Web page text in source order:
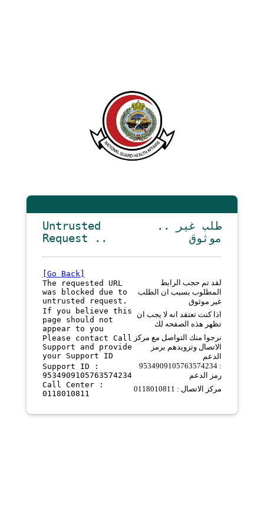
Untrusted
Request ..
.. طلب غير
موثوق
[Go Back]
The requested URL
was blocked due to
untrusted request.
لقد تم حجب الرابط
المطلوب بسبب ان الطلب
غير موثوق
If you believe this
page should not
appear to you
اذا كنت تعتقد انه لا يجب ان
تظهر هذه الصفحه لك
Please contact Call
Support and provide
your Support ID
نرجوا منك التواصل مع مركز
الاتصال وتزويدهم برمز
الدعم
Support ID :
9534909105763574234
9534909105763574234 :
رمز الدعم
Call Center :
0118010811
مركز الاتصال : 0118010811